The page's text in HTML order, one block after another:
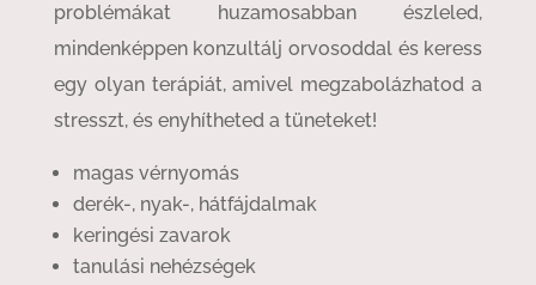
problémákat huzamosabban észleled,
mindenképpen konzultálj orvosoddal és keress
egy olyan terápiát, amivel megzabolázhatod a
stresszt, és enyhítheted a tüneteket!
magas vérnyomás
derék-, nyak-, hátfájdalmak
keringési zavarok
tanulási nehézségek